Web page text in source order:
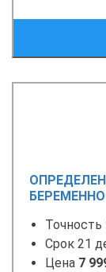
Точность
Срок 21
Цена 7